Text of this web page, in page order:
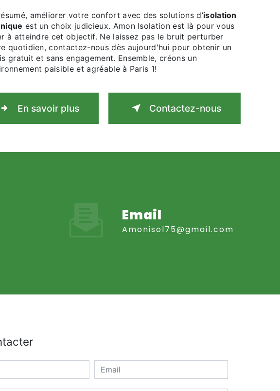
résumé, améliorer votre confort avec des solutions d’isolation
est un choix judicieux. Amon Isolation est là pour vous
à atteindre cet objectif. Ne laissez pas le bruit perturber
quotidien, contactez-nous dès aujourd'hui pour obtenir un
gratuit et sans engagement. Ensemble, créons un
paisible et agréable à Paris 1!
En savoir plus Contactez-nous
Email
amonisol75@gmail.com